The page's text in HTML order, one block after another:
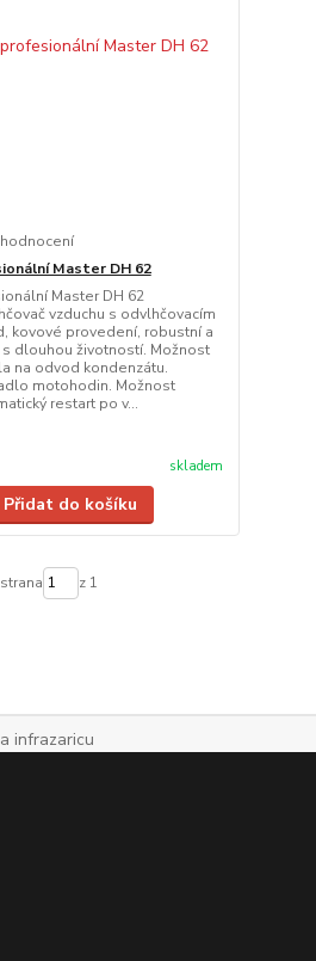
Master DH 62
Master DH 62
vzduchu s odvlhčovacím
kovové provedení, robustní a
dlouhou životností. Možnost
na odvod kondenzátu.
motohodin. Možnost
restart po v...
skladem
Přidat do košíku
strana z 1